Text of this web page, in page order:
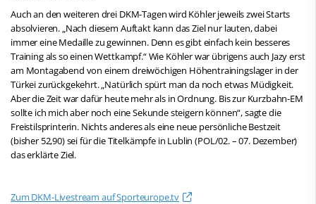
Auch an den weiteren drei DKM-Tagen wird Köhler jeweils zwei Starts
absolvieren. „Nach diesem Auftakt kann das Ziel nur lauten, dabei
immer eine Medaille zu gewinnen. Denn es gibt einfach kein besseres
Training als so einen Wettkampf.“ Wie Köhler war übrigens auch Jazy erst
am Montagabend von einem dreiwöchigen Höhentrainingslager in der
Türkei zurückgekehrt. „Natürlich spürt man da noch etwas Müdigkeit.
Aber die Zeit war dafür heute mehr als in Ordnung. Bis zur Kurzbahn-EM
sollte ich mich aber noch eine Sekunde steigern können“, sagte die
Freistilsprinterin. Nichts anderes als eine neue persönliche Bestzeit
(bisher 52,90) sei für die Titelkämpfe in Lublin (POL/02. – 07. Dezember)
das erklärte Ziel.
Zum DKM-Livestream auf Sporteurope.tv